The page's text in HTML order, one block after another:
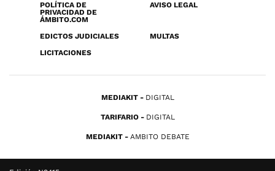
POLÍTICA DE
PRIVACIDAD DE
ÁMBITO.COM
AVISO LEGAL
EDICTOS JUDICIALES
MULTAS
LICITACIONES
MEDIAKIT DIGITAL
TARIFARIO DIGITAL
MEDIAKIT AMBITO DEBATE